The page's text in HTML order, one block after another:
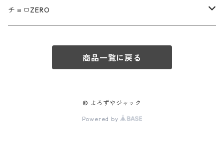
三菱ふそう/ MITSUBISHI FUSO
赤箱 - 絶版（廃盤）トミカ No.110-119
TLV - No. LV-110-119
TLVN - No. LV-70-79
チョロZERO
チョロQZERO - No. Z-00-09
あぶない刑事
商品一覧に戻る
© よろずやジャック
Powered by